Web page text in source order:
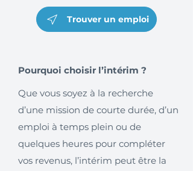
Trouver un emploi
Pourquoi choisir l’intérim ?
Que vous soyez à la recherche
d’une mission de courte durée, d’un
emploi à temps plein ou de
quelques heures pour compléter
vos revenus, l’intérim peut être la